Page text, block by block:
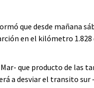
que desde mañana
en el kilómetro 1.828
que producto de las
a desviar el transito sur